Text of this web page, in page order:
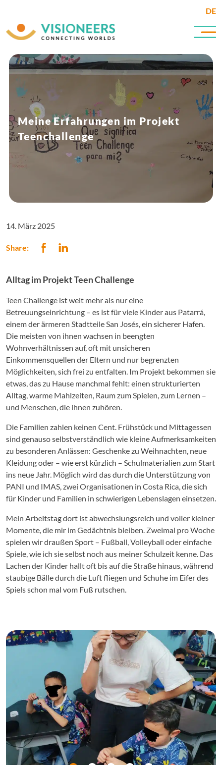
DE
Meine Erfahrungen im Projekt
Teenchallenge
14. März 2025
Share:
Alltag im Projekt Teen Challenge
Teen Challenge ist weit mehr als nur eine
Betreuungseinrichtung – es ist für viele Kinder aus Patarrá,
einem der ärmeren Stadtteile San Josés, ein sicherer Hafen.
Die meisten von ihnen wachsen in beengten
Wohnverhältnissen auf, oft mit unsicheren
Einkommensquellen der Eltern und nur begrenzten
Möglichkeiten, sich frei zu entfalten. Im Projekt bekommen sie
etwas, das zu Hause manchmal fehlt: einen strukturierten
Alltag, warme Mahlzeiten, Raum zum Spielen, zum Lernen –
und Menschen, die ihnen zuhören.
Die Familien zahlen keinen Cent. Frühstück und Mittagessen
sind genauso selbstverständlich wie kleine Aufmerksamkeiten
zu besonderen Anlässen: Geschenke zu Weihnachten, neue
Kleidung oder – wie erst kürzlich – Schulmaterialien zum Start
ins neue Jahr. Möglich wird das durch die Unterstützung von
PANI und IMAS, zwei Organisationen in Costa Rica, die sich
für Kinder und Familien in schwierigen Lebenslagen einsetzen.
Mein Arbeitstag dort ist abwechslungsreich und voller kleiner
Momente, die mir im Gedächtnis bleiben. Zweimal pro Woche
spielen wir draußen Sport – Fußball, Volleyball oder einfache
Spiele, wie ich sie selbst noch aus meiner Schulzeit kenne. Das
Lachen der Kinder hallt oft bis auf die Straße hinaus, während
staubige Bälle durch die Luft fliegen und Schuhe im Eifer des
Spiels schon mal vom Fuß rutschen.